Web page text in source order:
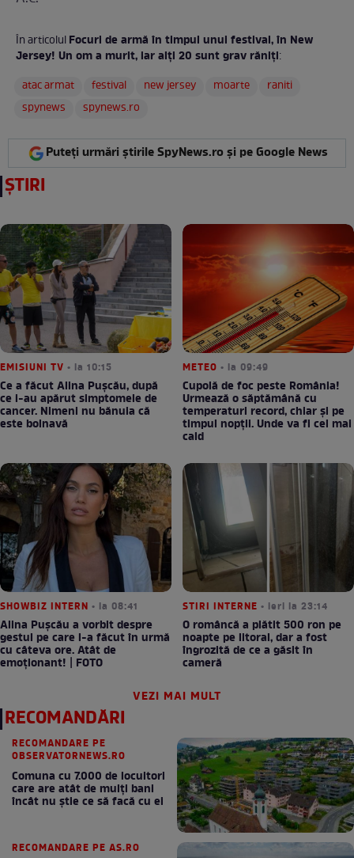
În articolulFocuri de armă în timpul unui festival, în New
Jersey! Un om a murit, iar alți 20 sunt grav răniți:
atac armat
festival new jersey moarte
raniti
spynews
spynews.ro
Puteți urmări știrile SpyNews.ro și pe Google News
ȘTIRI
EMISIUNI TV • la 10:15
Ce a făcut Alina Pușcău, după
ce i-au apărut simptomele de
cancer. Nimeni nu bănuia că
este bolnavă
METEO • la 09:49
Cupolă de foc peste România!
Urmează o săptămână cu
temperaturi record, chiar și pe
timpul nopții. Unde va fi cel mai
cald
SHOWBIZ INTERN • la 08:41
Alina Pușcău a vorbit despre
gestul pe care l-a făcut în urmă
cu câteva ore. Atât de
emoționant! | FOTO
STIRI INTERNE • ieri la 23:14
O româncă a plătit 500 ron pe
noapte pe litoral, dar a fost
îngrozită de ce a găsit în
cameră
VEZI MAI MULT
RECOMANDĂRI
RECOMANDARE PE
OBSERVATORNEWS.RO
Comuna cu 7.000 de locuitori
care are atât de mulți bani
încât nu știe ce să facă cu ei
RECOMANDARE PE AS.RO